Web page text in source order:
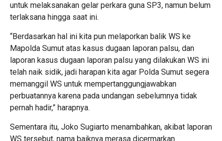
untuk melaksanakan gelar perkara guna SP3, namun belum
terlaksana hingga saat ini.
“Berdasarkan hal ini kita pun melaporkan balik WS ke
Mapolda Sumut atas kasus dugaan laporan palsu, dan
laporan kasus dugaan laporan palsu yang dilakukan WS ini
telah naik sidik, jadi harapan kita agar Polda Sumut segera
memanggil WS untuk mempertanggungjawabkan
perbuatannya karena pada undangan sebelumnya tidak
pernah hadir,” harapnya.
Sementara itu, Joko Sugiarto menambahkan, akibat laporan
WS tersebut, nama baiknya merasa dicermarkan.